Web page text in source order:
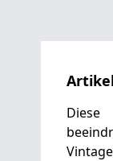
Diese